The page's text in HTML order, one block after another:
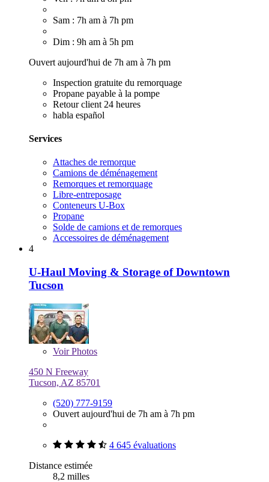
Sam : 7h am à 7h pm
Dim : 9h am à 5h pm
Ouvert aujourd'hui de 7h am à 7h pm
Inspection gratuite du remorquage
Propane payable à la pompe
Retour client 24 heures
habla español
Services
Attaches de remorque
Camions de déménagement
Remorques et remorquage
Libre-entreposage
Conteneurs U-Box
Propane
Solde de camions et de remorques
Accessoires de déménagement
4
U-Haul Moving & Storage of Downtown
Tucson
VoirPhotos
450 N Freeway
Tucson, AZ 85701
(520) 777-9159
Ouvert aujourd'hui de 7h am à 7h pm
4 645 évaluations
Distance estimée
8,2 milles